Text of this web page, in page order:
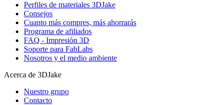
Perfiles de materiales 3DJake
Consejos
Cuanto más compres, más ahorrarás
Programa de afiliados
FAQ - Impresión 3D
Soporte para FabLabs
Nosotros y el medio ambiente
Acerca de 3DJake
Nuestro grupo
Contacto